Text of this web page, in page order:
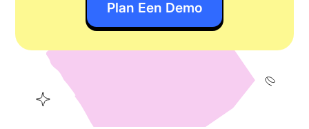
Plan Een Demo